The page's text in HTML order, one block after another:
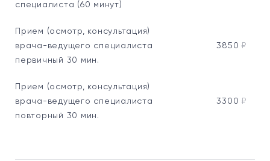
специалиста (60 минут)
Прием (осмотр, консультация)
врача-ведущего специалиста
первичный 30 мин.
3850 ₽
Прием (осмотр, консультация)
врача-ведущего специалиста
повторный 30 мин.
3300 ₽